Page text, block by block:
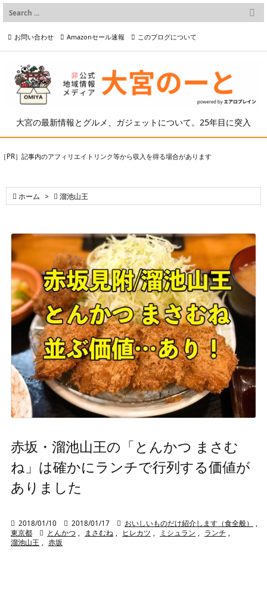
大宮の最新情報とグルメ、ガジェットについて。25年目に突入

メニュー

検索
お問い合わせ Amazonセール速報 このブログについて
プライバシーポリシー等
［PR］記事内のアフィリエイトリンク等から収入を得る場合があります
 ホーム >  溜池山王
赤坂・溜池山王の「とんかつ まさむ
ね」は確かにランチで行列する価値が
ありました
 2018/01/10  2018/01/17  おいしいものだけ紹介します（食全般）
東京都
 とんかつ まさむね ヒレカツ ミシュラン ランチ
溜池山王
赤坂